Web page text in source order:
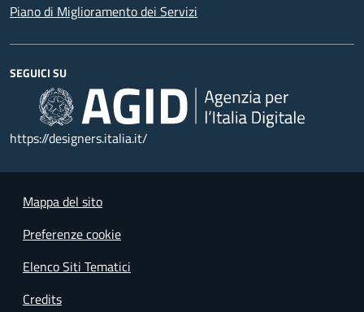
Piano di Miglioramento dei Servizi
SEGUICI SU
https://designers.italia.it/
Mappa del sito
Preferenze cookie
Elenco Siti Tematici
Credits